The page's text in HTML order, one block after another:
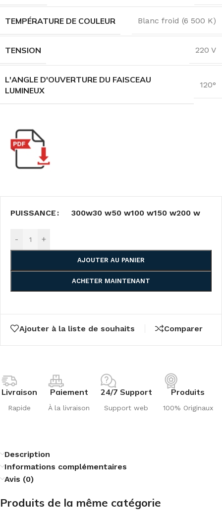
TEMPÉRATURE DE COULEUR Blanc froid (6 500 K)
TENSION 220 V
L'ANGLE D'OUVERTURE DU FAISCEAU
LUMINEUX
120°
PUISSANCE 300w30 w50 w100 w150 w200 w
- +
AJOUTER AU PANIER
ACHETER MAINTENANT
Ajouter à la liste de souhaits Comparer
Livraison
Rapide
Paiement
À la livraison
24/7 Support
Support web
Produits
100% Originaux
Description
Informations complémentaires
Avis (0)
Produits de la même catégorie